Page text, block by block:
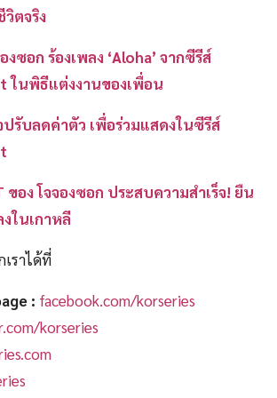
ตจริง
งซอก ร้องเพลง ‘Aloha’ จากซีรีส์
ในพิธีแต่งงานของเพื่อน
ปรับลดค่าตัว เพื่อร่วมแสดงในซีรีส์
ของ โจจองซอก ประสบความสำเร็จ! ยืน
ในเกาหลี
ราได้ที่
: facebook.com/korseries
korseries